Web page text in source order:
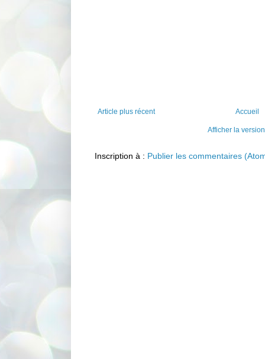
Article plus récent Accueil
Afficher la
Inscription à : Publier les commentaires